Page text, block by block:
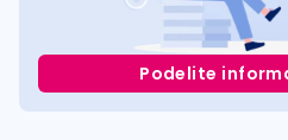
Podelite